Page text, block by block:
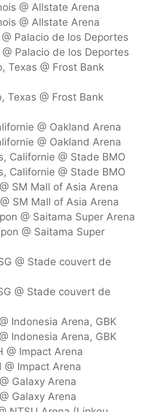
@ Allstate Arena
@ Allstate Arena
Palacio de los Deportes
Palacio de los Deportes
Texas @ Frost Bank
Texas @ Frost Bank
@ Oakland Arena
@ Oakland Arena
Californie @ Stade BMO
Californie @ Stade BMO
SM Mall of Asia Arena
SM Mall of Asia Arena
@ Saitama Super Arena
@ Saitama Super
@ Stade couvert de
@ Stade couvert de
Indonesia Arena, GBK
Indonesia Arena, GBK
@ Impact Arena
@ Impact Arena
Galaxy Arena
Galaxy Arena